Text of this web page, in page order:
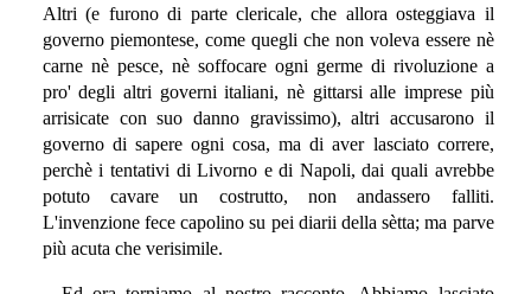
Altri (e furono di parte clericale, che allora osteggiava il
governo piemontese, come quegli che non voleva essere nè
carne nè pesce, nè soffocare ogni germe di rivoluzione a
pro' degli altri governi italiani, nè gittarsi alle imprese più
arrisicate con suo danno gravissimo), altri accusarono il
governo di sapere ogni cosa, ma di aver lasciato correre,
perchè i tentativi di Livorno e di Napoli, dai quali avrebbe
potuto cavare un costrutto, non andassero falliti.
L'invenzione fece capolino su pei diarii della sètta; ma parve
più acuta che verisimile.